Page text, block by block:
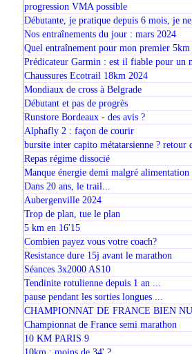
progression VMA possible
Débutante, je pratique depuis 6 mois, je
Nos entraînements du jour : mars 2024
Quel entraînement pour mon premier
Prédicateur Garmin : est il fiable pour un
Chaussures Ecotrail 18km 2024
Mondiaux de cross à Belgrade
Débutant et pas de progrès
Runstore Bordeaux - des avis ?
Alphafly 2 : façon de courir
bursite inter capito métatarsienne ? retour
Repas régime dissocié
Manque énergie demi malgré alimentation
Dans 20 ans, le trail...
Aubergenville 2024
Trop de plan, tue le plan
5 km en 16'15
Combien payez vous votre coach?
Resistance dure 15j avant le marathon
Séances 3x2000 AS10
Tendinite rotulienne depuis 1 an ...
pause pendant les sorties longues ...
CHAMPIONNAT DE FRANCE BIEN
Championnat de France semi marathon
10 KM PARIS 9